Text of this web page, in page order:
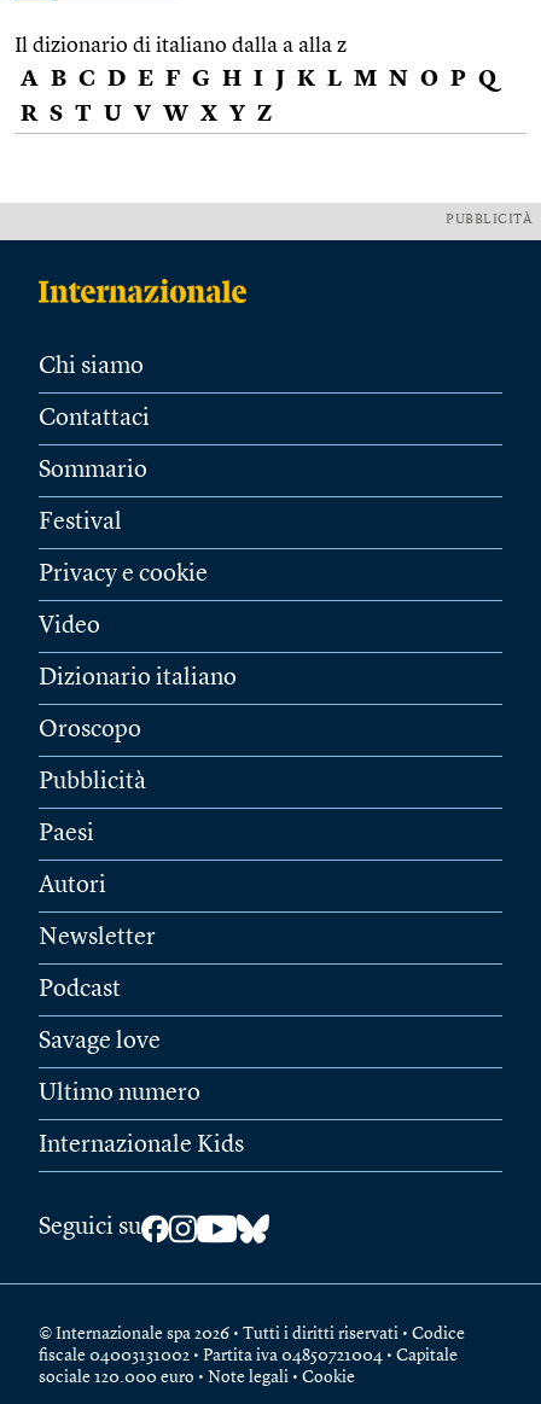
Il dizionario di italiano dalla a alla z
A B C D E F G H I J K L M N O P Q
R S T U V W X Y Z
PUBBLICITÀ
Chi siamo
Contattaci
Sommario
Festival
Privacy e cookie
Video
Dizionario italiano
Oroscopo
Pubblicità
Paesi
Autori
Newsletter
Podcast
Savage love
Ultimo numero
Internazionale Kids
Seguici su
© Internazionale spa 2026 • Tutti i diritti riservati • Codice
fiscale 04003131002 • Partita iva 04850721004 • Capitale
sociale 120.000 euro • Note legali • Cookie